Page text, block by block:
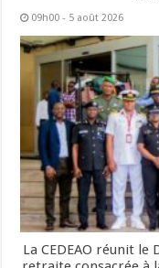
09h00 - 5 août 2026
La CEDEAO réunit le